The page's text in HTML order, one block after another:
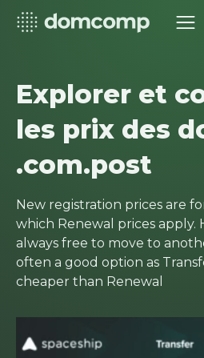
Explorer et
les prix des
.com.post
New registration prices are
which Renewal prices apply.
always free to move to
often a good option as
cheaper than Renewal